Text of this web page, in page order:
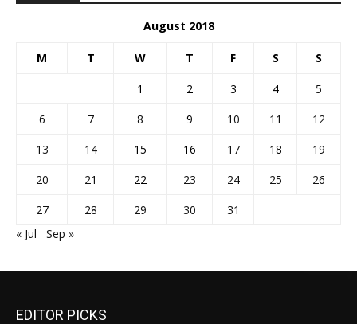
August 2018
M T W T F S S
1 2 3 4
5
6
7 8 9 10 11
12
13
14 15 16 17 18
19
20
21 22 23 24 25
26
27
28 29 30
31
« Jul
Sep »
EDITOR PICKS